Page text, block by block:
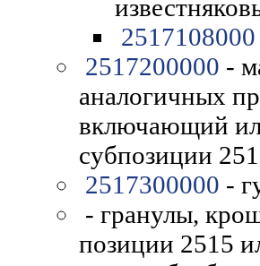
2517108000
2517200000 -
аналогичных
включающий
субпозиции
2517300000 -
- гранулы,
позиции 2515